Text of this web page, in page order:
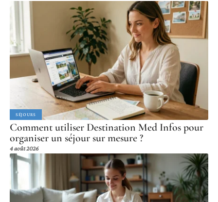
SÉJOURS
Comment utiliser Destination Med Infos pour
organiser un séjour sur mesure ?
4 août 2026